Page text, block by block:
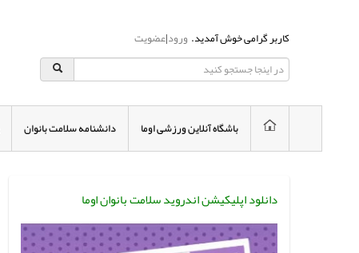
کاربر گرامی خوش آمدید.ورود|عضویت
باشگاه آنلاین ورزشی اوما دانشنامه سلامت بانوان
دانلود اپلیکیشن اندروید سلامت بانوان اوما